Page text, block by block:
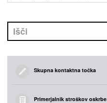
Skupna kontaktna točka
Primerjalnik stroškov oskrbe